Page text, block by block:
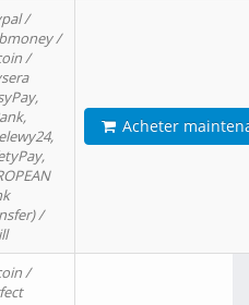
/
/
/
/
Acheter
/